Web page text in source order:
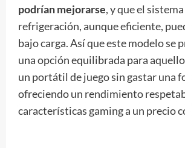
podrían mejorarse, y que el
refrigeración, aunque eficiente,
bajo carga. Así que este modelo se
una opción equilibrada para
un portátil de juego sin gastar una
ofreciendo un rendimiento
características gaming a un precio